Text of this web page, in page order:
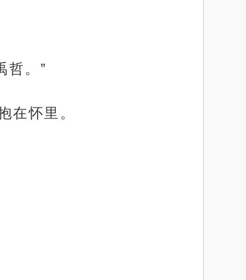
哲。”
在怀里。